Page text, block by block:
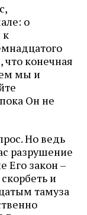
о
к
конечная
мы и
Он не
Но ведь
разрушение
Его закон –
и
тамуза